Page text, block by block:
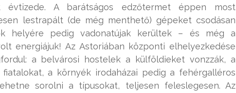
A barátságos edzőtermet éppen most
lestrapált (de még menthető) gépeket csodásan
helyére pedig vadonatújak kerültek – és még a
energiájuk! Az Astoriában központi elhelyezkedése
a belvárosi hostelek a külföldieket vonzzák, a
a környék irodaházai pedig a fehérgalléros
sorolni a típusokat, teljesen feleslegesen. Az